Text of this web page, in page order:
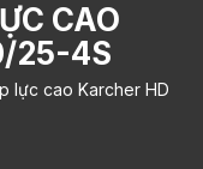
CAO
25-4S
lực cao Karcher HD